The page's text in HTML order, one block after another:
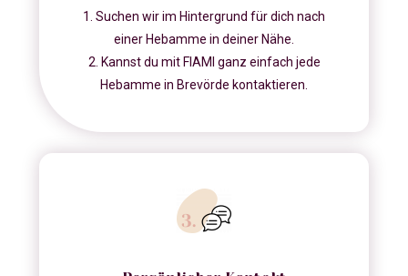
1. Suchen wir im Hintergrund für dich nach
einer Hebamme in deiner Nähe.
2. Kannst du mit FIAMI ganz einfach jede
Hebamme in Brevörde kontaktieren.